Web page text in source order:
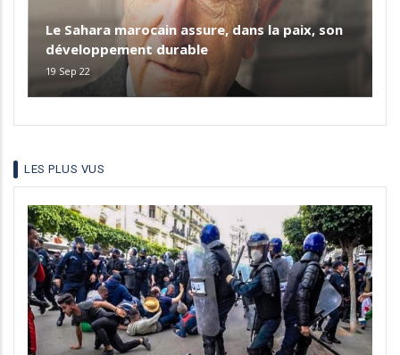
Le Sahara marocain assure, dans la paix, son
développement durable
19 Sep 22
LES PLUS VUS